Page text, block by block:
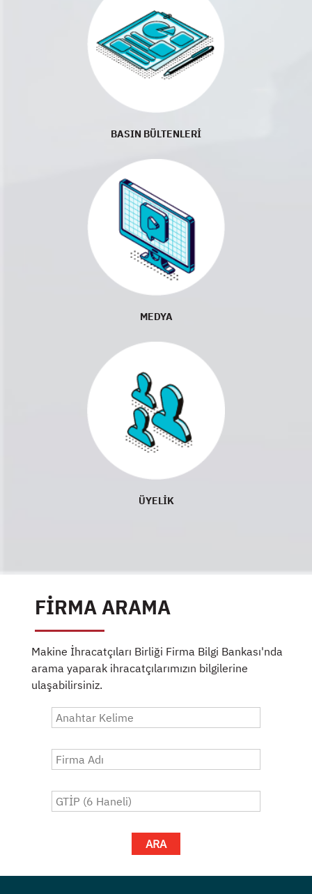
BASIN BÜLTENLERİ
MEDYA
ÜYELİK
FİRMA ARAMA
Makine İhracatçıları Birliği Firma Bilgi Bankası'nda
arama yaparak ihracatçılarımızın bilgilerine
ulaşabilirsiniz.
ARA